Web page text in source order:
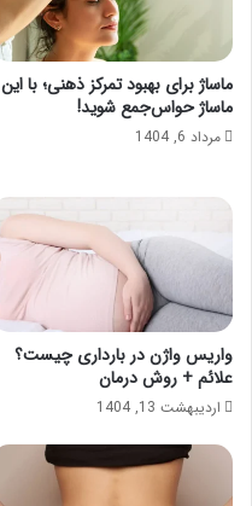
ماساژ برای بهبود تمرکز ذهنی؛ با این
ماساژ حواس‌جمع شوید!
مرداد 6, 1404
واریس واژن در بارداری چیست؟
علائم + روش درمان
اردیبهشت 13, 1404